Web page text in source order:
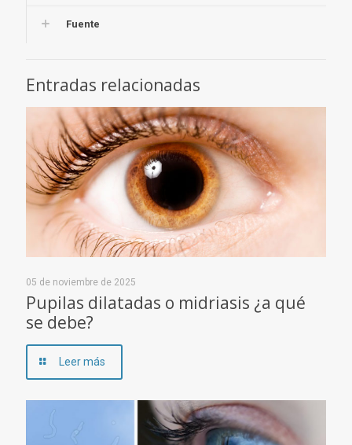
Fuente
Entradas relacionadas
05 de noviembre de 2025
Pupilas dilatadas o midriasis ¿a qué
se debe?
Leer más